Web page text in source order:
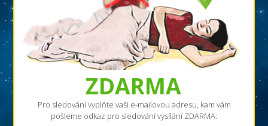
ZDARMA
Pro sledování vyplňte vaši e-mailovou adresu, kam vám
pošleme odkaz pro sledování vysílání ZDARMA: